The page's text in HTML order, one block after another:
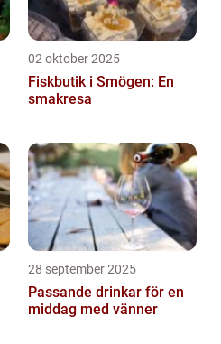
02 oktober 2025
Fiskbutik i Smögen: En
smakresa
28 september 2025
Passande drinkar för en
middag med vänner